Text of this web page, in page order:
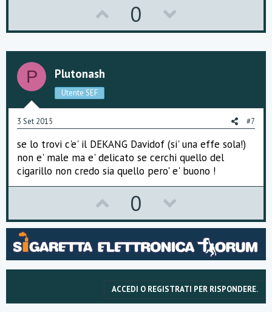
p
v
e
0
o
w
o
t
e
P Plutonash
Utente SEF
3 Set 2015 #7
se lo trovi c'e' il DEKANG Davidof (si' una effe sola!)
non e' male ma e' delicato se cerchi quello del
cigarillo non credo sia quello pero' e' buono !
p
v
o
t
e
0
o
w
n
v
o
ACCEDI O REGISTRATI PER RISPONDERE.